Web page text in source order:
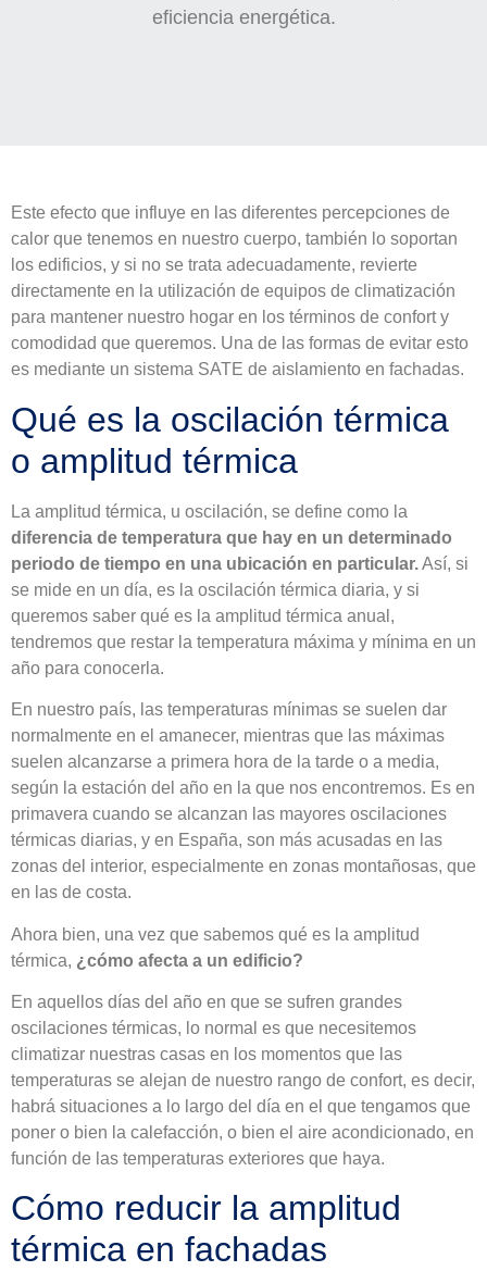
eficiencia energética.
Este efecto que influye en las diferentes percepciones de
calor que tenemos en nuestro cuerpo, también lo soportan
los edificios, y si no se trata adecuadamente, revierte
directamente en la utilización de equipos de climatización
para mantener nuestro hogar en los términos de confort y
comodidad que queremos. Una de las formas de evitar esto
es mediante un sistema SATE de aislamiento en fachadas.
Qué es la oscilación térmica
o amplitud térmica
La amplitud térmica, u oscilación, se define como la
diferencia de temperatura que hay en un determinado
periodo de tiempo en una ubicación en particular.Así, si
se mide en un día, es la oscilación térmica diaria, y si
queremos saber qué es la amplitud térmica anual,
tendremos que restar la temperatura máxima y mínima en un
año para conocerla.
En nuestro país, las temperaturas mínimas se suelen dar
normalmente en el amanecer, mientras que las máximas
suelen alcanzarse a primera hora de la tarde o a media,
según la estación del año en la que nos encontremos. Es en
primavera cuando se alcanzan las mayores oscilaciones
térmicas diarias, y en España, son más acusadas en las
zonas del interior, especialmente en zonas montañosas, que
en las de costa.
Ahora bien, una vez que sabemos qué es la amplitud
térmica, ¿cómo afecta a un edificio?
En aquellos días del año en que se sufren grandes
oscilaciones térmicas, lo normal es que necesitemos
climatizar nuestras casas en los momentos que las
temperaturas se alejan de nuestro rango de confort, es decir,
habrá situaciones a lo largo del día en el que tengamos que
poner o bien la calefacción, o bien el aire acondicionado, en
función de las temperaturas exteriores que haya.
Cómo reducir la amplitud
térmica en fachadas